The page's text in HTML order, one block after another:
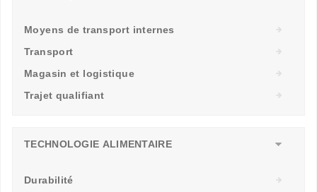
Moyens de transport internes
Transport
Magasin et logistique
Trajet qualifiant
TECHNOLOGIE ALIMENTAIRE
Durabilité